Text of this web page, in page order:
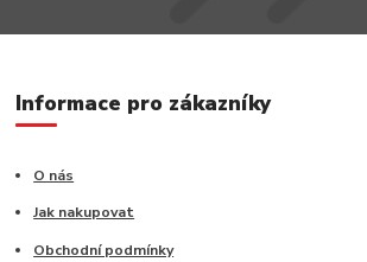
Informace pro zákazníky
O nás
Jak nakupovat
Obchodní podmínky